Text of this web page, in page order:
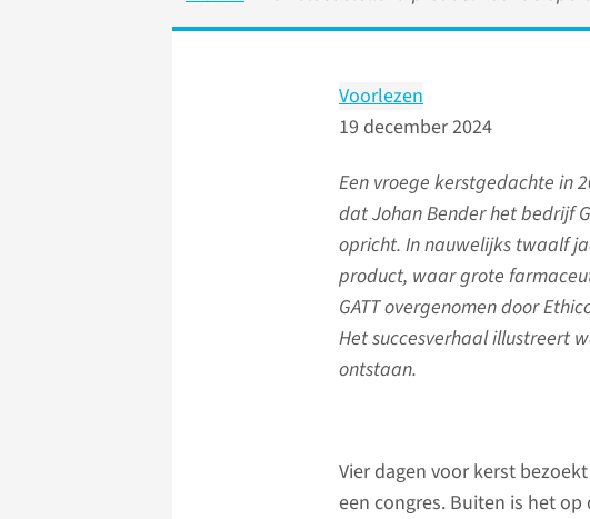
Voorlezen
19 december 2024
Een vroege kerstgedachte in
dat Johan Bender het bedrijf
opricht. In nauwelijks twaalf
product, waar grote
GATT overgenomen door
Het succesverhaal illustreert
ontstaan.
Vier dagen voor kerst
een congres. Buiten is het